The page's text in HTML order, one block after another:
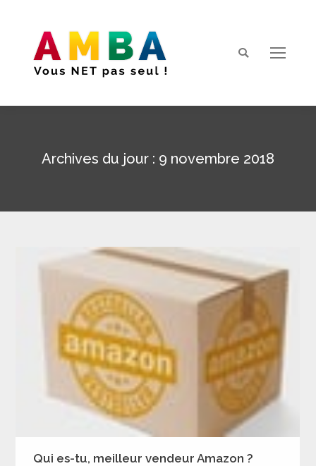
Search:
Archives du jour : 9 novembre 2018
Qui es-tu, meilleur vendeur Amazon ?